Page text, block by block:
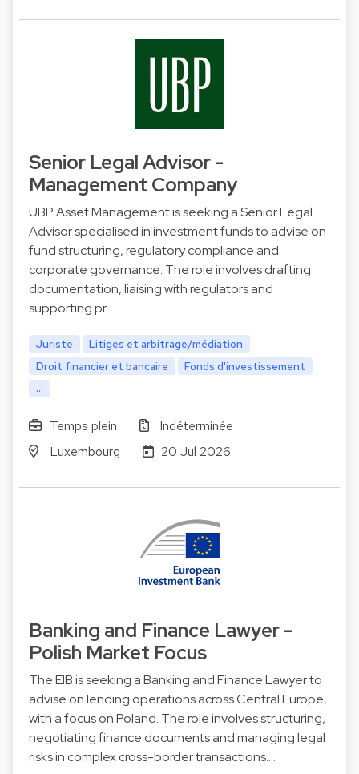
Senior Legal Advisor -
Management Company
UBP Asset Management is seeking a Senior Legal
Advisor specialised in investment funds to advise on
fund structuring, regulatory compliance and
corporate governance. The role involves drafting
documentation, liaising with regulators and
supporting pr…
Juriste
Litiges et arbitrage/médiation
Droit financier et bancaire
Fonds d'investissement
...
Temps plein
Indéterminée
Luxembourg
20 Jul 2026
Banking and Finance Lawyer -
Polish Market Focus
The EIB is seeking a Banking and Finance Lawyer to
advise on lending operations across Central Europe,
with a focus on Poland. The role involves structuring,
negotiating finance documents and managing legal
risks in complex cross-border transactions.…